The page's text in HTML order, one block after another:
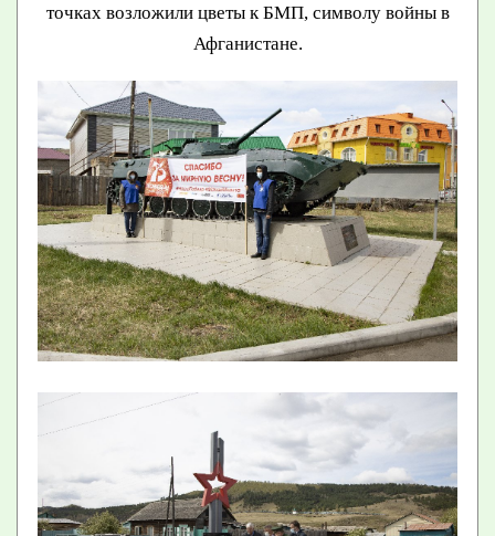
точках возложили цветы к БМП, символу войны в
Афганистане.